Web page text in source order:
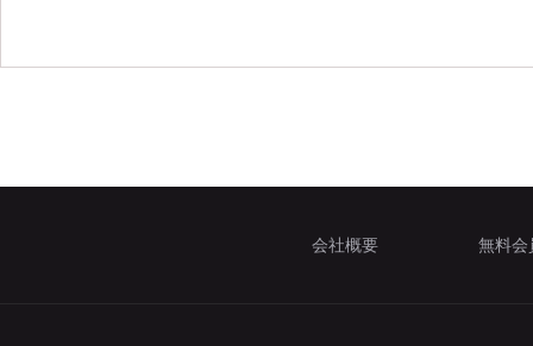
会社概要 無料会